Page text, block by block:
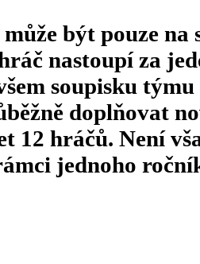
být pouze na
nastoupí za
soupisku
doplňovat
12 hráčů. Není
jednoho